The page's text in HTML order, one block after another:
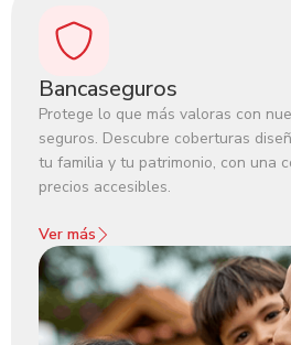
Bancaseguros
Protege lo que más valoras con
seguros. Descubre coberturas
tu familia y tu patrimonio, con una
precios accesibles.‍
Ver más